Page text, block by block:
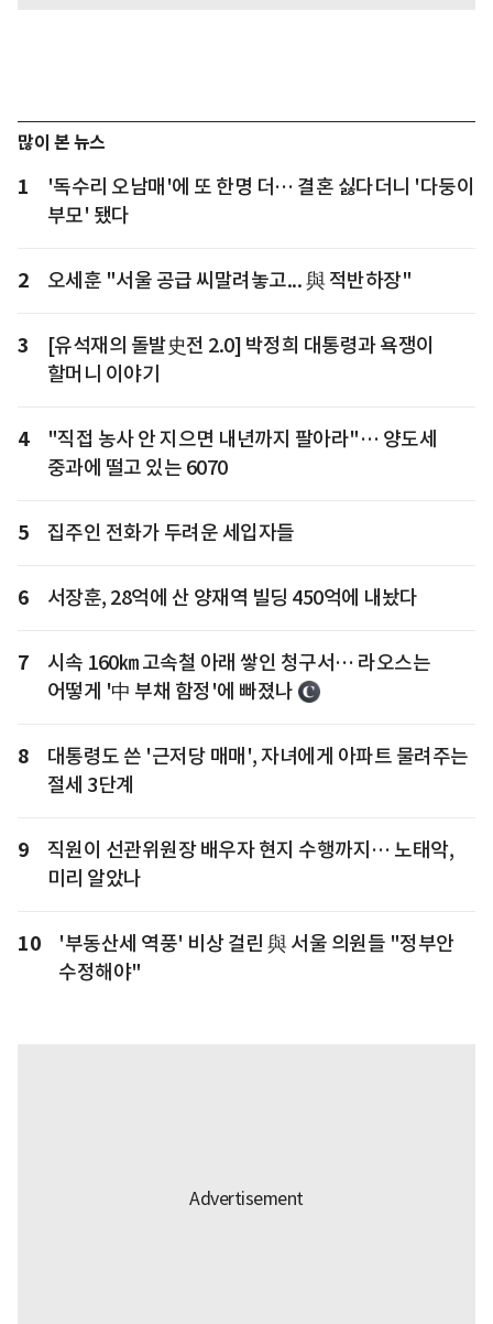
많이 본 뉴스
1
'독수리 오남매'에 또 한명 더… 결혼 싫다더니 '다둥이
부모' 됐다
2 오세훈 "서울 공급 씨말려놓고... 與 적반하장"
3
[유석재의 돌발史전 2.0] 박정희 대통령과 욕쟁이
할머니 이야기
4
"직접 농사 안 지으면 내년까지 팔아라"… 양도세
중과에 떨고 있는 6070
5 집주인 전화가 두려운 세입자들
6 서장훈, 28억에 산 양재역 빌딩 450억에 내놨다
7
시속 160㎞ 고속철 아래 쌓인 청구서… 라오스는
어떻게 '中 부채 함정'에 빠졌나
8
대통령도 쓴 '근저당 매매', 자녀에게 아파트 물려주는
절세 3단계
9
직원이 선관위원장 배우자 현지 수행까지… 노태악,
미리 알았나
10
'부동산세 역풍' 비상 걸린 與 서울 의원들 "정부안
수정해야"